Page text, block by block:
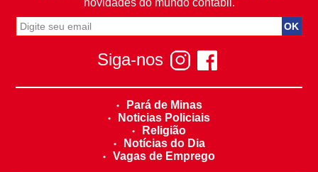
novidades do mundo contábil.
Siga-nos
Pará de Minas
Noticias Policiais
Religião
Notícias do Dia
Vagas de Emprego